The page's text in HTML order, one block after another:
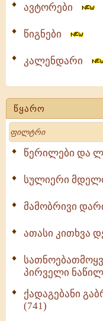
ავტორები
წიგნები
კალენდარი
წყარო
Search
წერილები და
სულიერი
მამობრივი
ათასი კითხვა
პირველი
ქადაგებანი
(741)